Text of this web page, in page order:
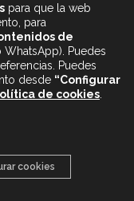
para que la web
para
de
WhatsApp). Puedes
Puedes
desde “Configurar
de cookies
cookies